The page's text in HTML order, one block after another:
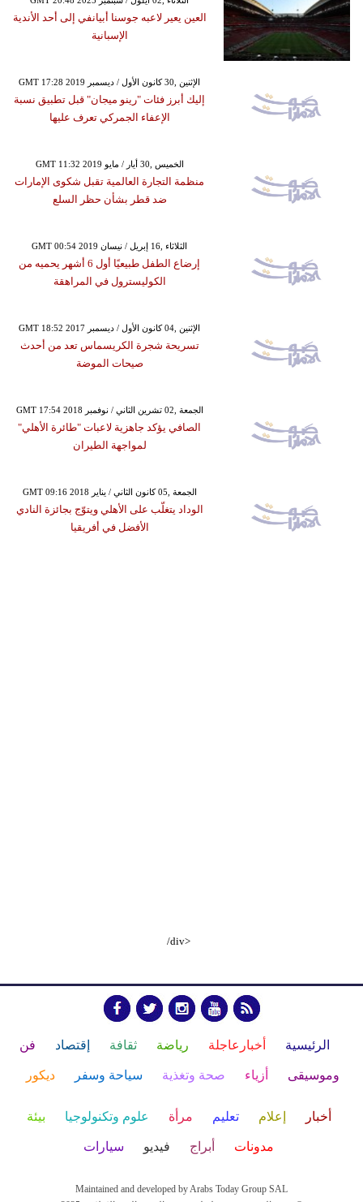
العين يعير لاعبه جوسنا أبيانفي إلى أحد الأندية
الإسبانية
GMT 17:28 2019 الإثنين ,30 كانون الأول / ديسمبر
إليك أبرز فئات "رينو ميجان" قبل تطبيق نسبة
الإعفاء الجمركي تعرف عليها
GMT 11:32 2019 الخميس ,30 أيار / مايو
منظمة التجارة العالمية تقبل شكوى الإمارات
ضد قطر بشأن حظر السلع
GMT 00:54 2019 الثلاثاء ,16 إبريل / نيسان
إرضاع الطفل طبيعيًا أول 6 أشهر يحميه من
الكوليسترول في المراهقة
GMT 18:52 2017 الإثنين ,04 كانون الأول / ديسمبر
تسريحة شجرة الكريسماس تعد من أحدث
صيحات الموضة
GMT 17:54 2018 الجمعة ,02 تشرين الثاني / نوفمبر
الصافي يؤكد جاهزية لاعبات "طائرة الأهلي"
لمواجهة الطيران
GMT 09:16 2018 الجمعة ,05 كانون الثاني / يناير
الوداد يتغلّب على الأهلي ويتوّج بجائزة النادي
الأفضل في أفريقيا
/div>
الرئيسية أخبارعاجلة رياضة ثقافة إقتصاد فن
وموسيقى أزياء صحة وتغذية سياحة وسفر ديكور
أخبار إعلام تعليم مرأة علوم وتكنولوجيا بيئة
مدونات أبراج فيديو سيارات
Maintained and developed by Arabs Today Group SAL